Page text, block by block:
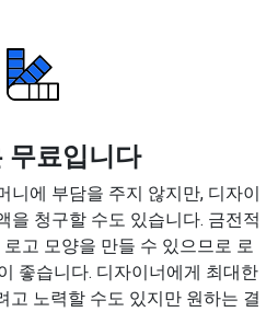
무료입니다
니에 부담을 주지 않지만, 디자이
을 청구할 수도 있습니다. 금전적
고 모양을 만들 수 있으므로 로
좋습니다. 디자이너에게 최대한
고 노력할 수도 있지만 원하는 결